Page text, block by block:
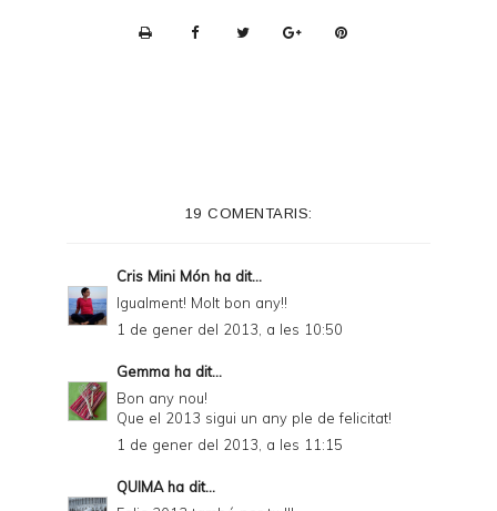
i
e
n
d
y
19 COMENTARIS:
Cris Mini Món ha dit...
Igualment! Molt bon any!!
1 de gener del 2013, a les 10:50
Gemma ha dit...
Bon any nou!
Que el 2013 sigui un any ple de felicitat!
1 de gener del 2013, a les 11:15
QUIMAha dit...